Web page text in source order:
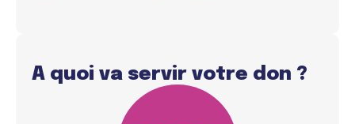
A quoi va servir votre don ?